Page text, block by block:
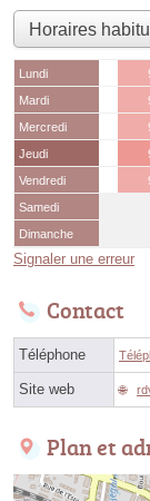
Lundi
Mardi
Mercredi
Jeudi
Vendredi
Samedi
Dimanche
Signaler une erreur
Contact
Téléphone
Site web
Plan et